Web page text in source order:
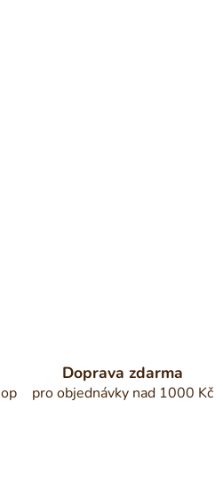
Doprava zdarma
pro objednávky nad 1000 Kč